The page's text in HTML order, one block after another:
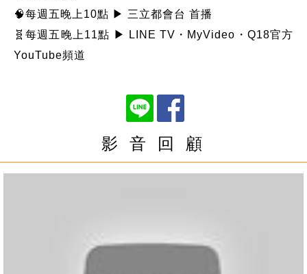
🧠每週五晚上10點 ▶ 三立都會台 首播
🧬每週五晚上11點 ▶ LINE TV・MyVideo・Q18官方
YouTube頻道
影 音 回 顧